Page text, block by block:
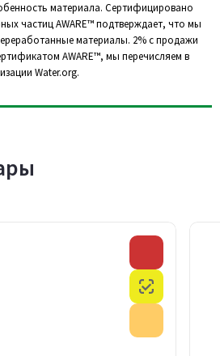
материала. Сертифицировано
частиц AWARE™ подтверждает, что мы
материалы. 2% с продажи
AWARE™, мы перечисляем в
Water.org.